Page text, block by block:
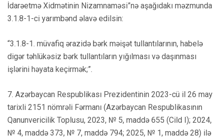
İdarəetmə Xidmətinin Nizamnaməsi”nə aşağıdakı məzmunda
3.1.8-1-ci yarımbənd əlavə edilsin:
“3.1.8-1. müvafiq ərazidə bərk məişət tullantılarının, habelə
digər təhlükəsiz bərk tullantıların yığılması və daşınması
işlərini həyata keçirmək;”.
7. Azərbaycan Respublikası Prezidentinin 2023-cü il 26 may
tarixli 2151 nömrəli Fərmanı (Azərbaycan Respublikasının
Qanunvericilik Toplusu, 2023, № 5, maddə 655 (Cild I); 2024,
№ 4, maddə 373, № 7, maddə 794; 2025, № 1, maddə 28) ilə